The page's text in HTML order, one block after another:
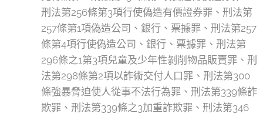
刑法第256條第3項行使偽造有價證券罪、刑法第
257條第1項偽造公司、銀行、票據罪、刑法第257
條第4項行使偽造公司、銀行、票據罪、刑法第
296條之1第3項兒童及少年性剝削物品販賣罪、刑
法第298條第2項以詐術交付人口罪、刑法第300
條強暴脅迫使人從事不法行為罪、刑法第339條詐
欺罪、刑法第339條之3加重詐欺罪、刑法第346